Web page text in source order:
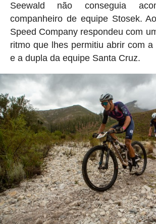
Seewald não conseguia
companheiro de equipe Stosek.
Speed ​​Company respondeu com
ritmo que lhes permitiu abrir com a
e a dupla da equipe Santa Cruz.